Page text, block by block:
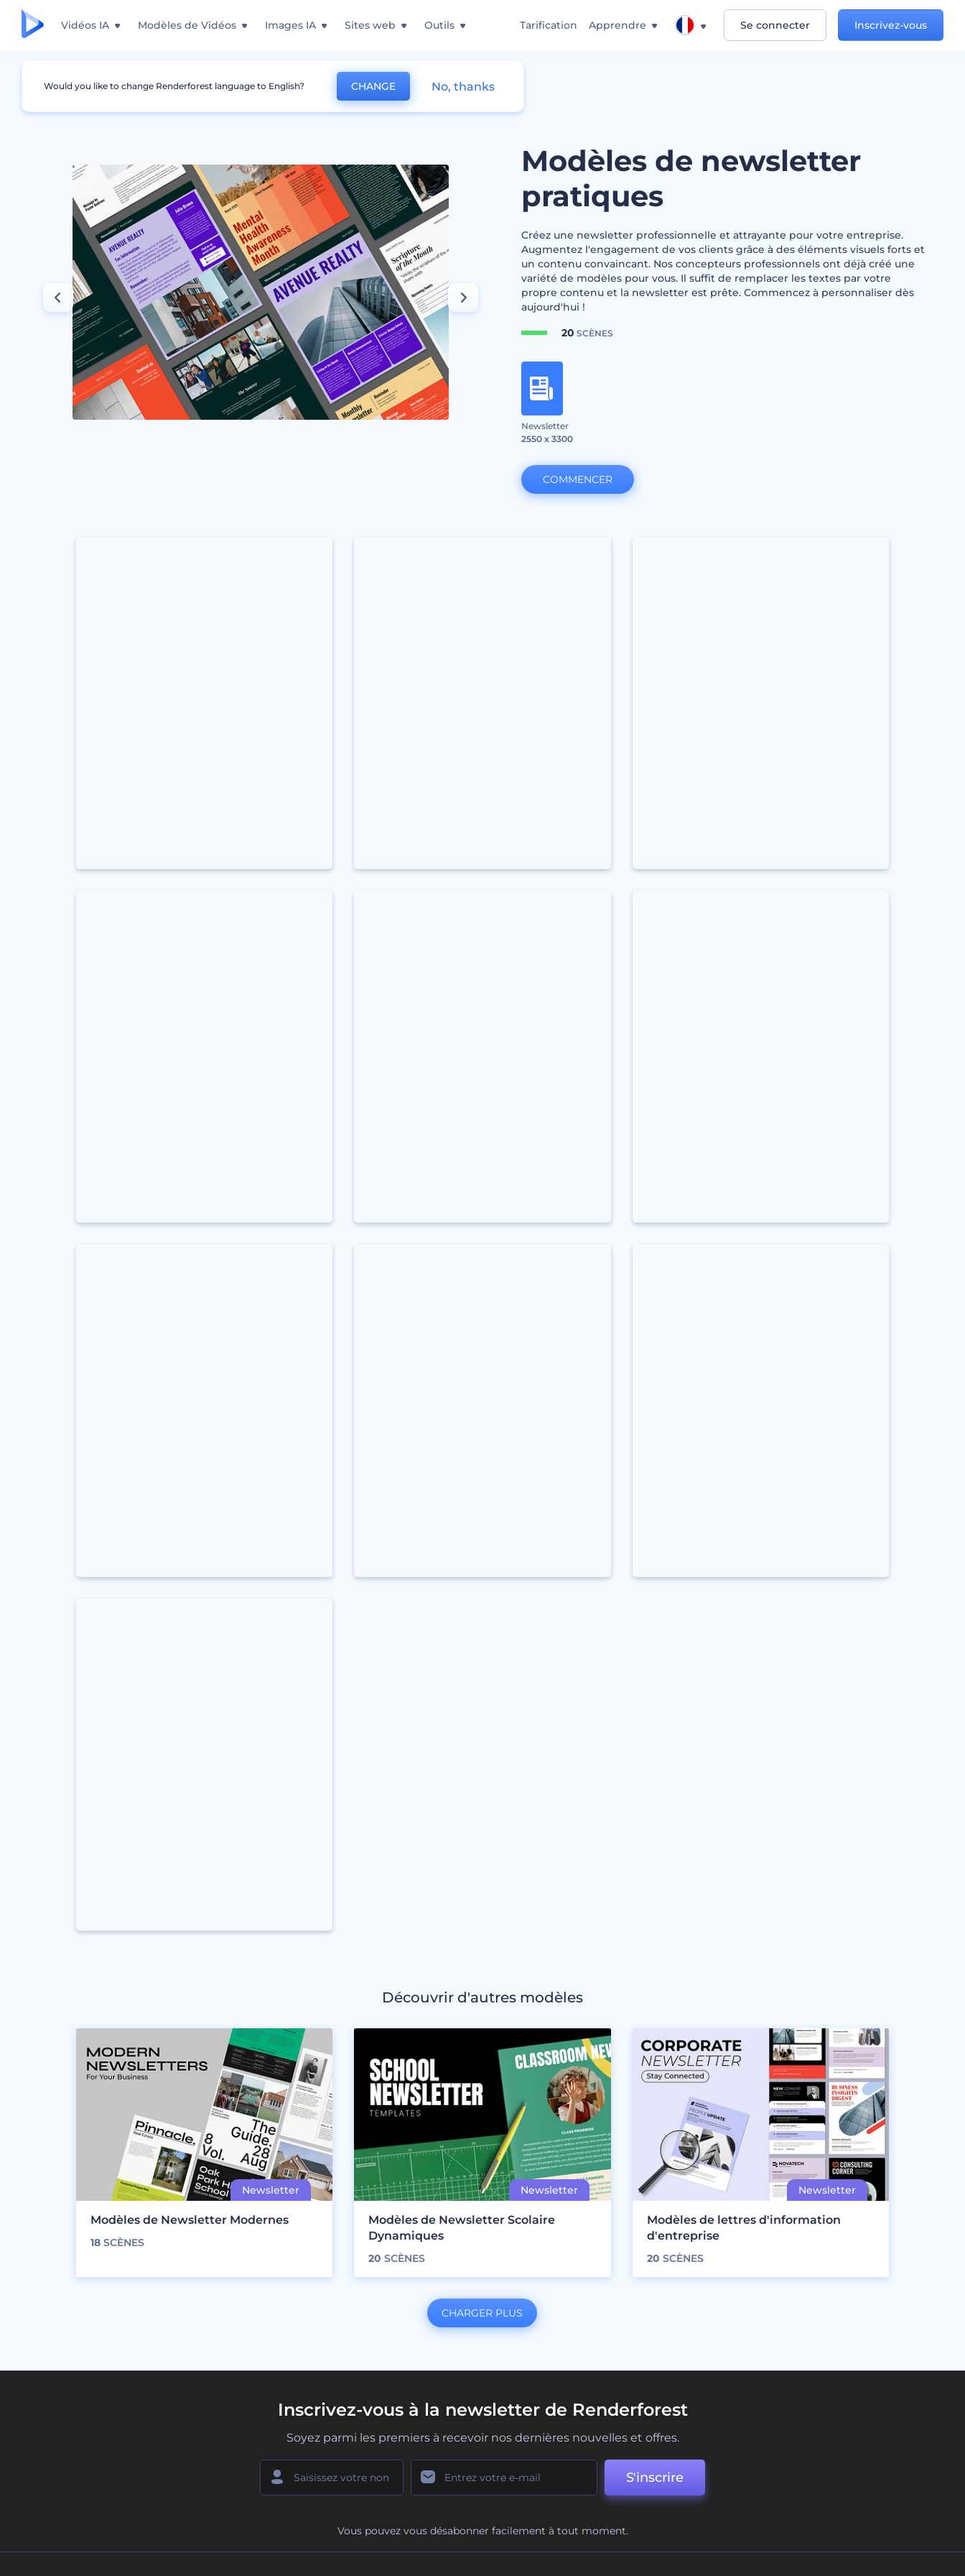
Vidéos IA Modèles de Vidéos Images IA Sites web Outils Tarification Apprendre Se connecter Inscrivez-vous
Graphismes Newsletter Modèles de newsletter pratiques
Modèles de newsletter
pratiques
Créez une newsletter professionnelle et attrayante pour votre entreprise.
Augmentez l'engagement de vos clients grâce à des éléments visuels forts et
un contenu convaincant. Nos concepteurs professionnels ont déjà créé une
variété de modèles pour vous. Il suffit de remplacer les textes par votre
propre contenu et la newsletter est prête. Commencez à personnaliser dès
aujourd'hui !
20 SCÈNES
Newsletter
2550 x 3300
COMMENCER
Découvrir d'autres modèles
Modèles de Newsletter Modernes
18 SCÈNES
Modèles de Newsletter Scolaire
Dynamiques
20 SCÈNES
Modèles de lettres d'information
d'entreprise
20 SCÈNES
CHARGER PLUS
Inscrivez-vous à la newsletter de Renderforest
Soyez parmi les premiers à recevoir nos dernières nouvelles et offres.
S'inscrire
Vous pouvez vous désabonner facilement à tout moment.
Would you like to change Renderforest language to English? CHANGE No, thanks